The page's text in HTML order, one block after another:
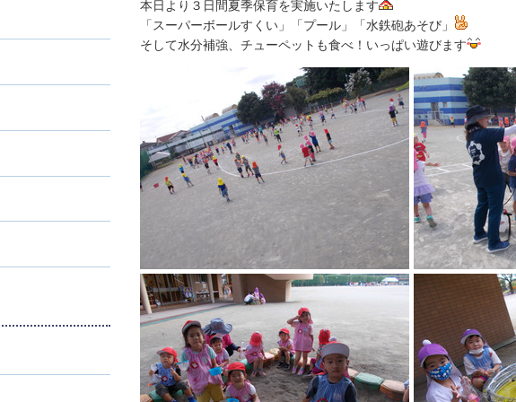
本日より３日間夏季保育を実施いたします
「スーパーボールすくい」「プール」「水鉄砲あそび」
そして水分補強、チューペットも食べ！いっぱい遊びます